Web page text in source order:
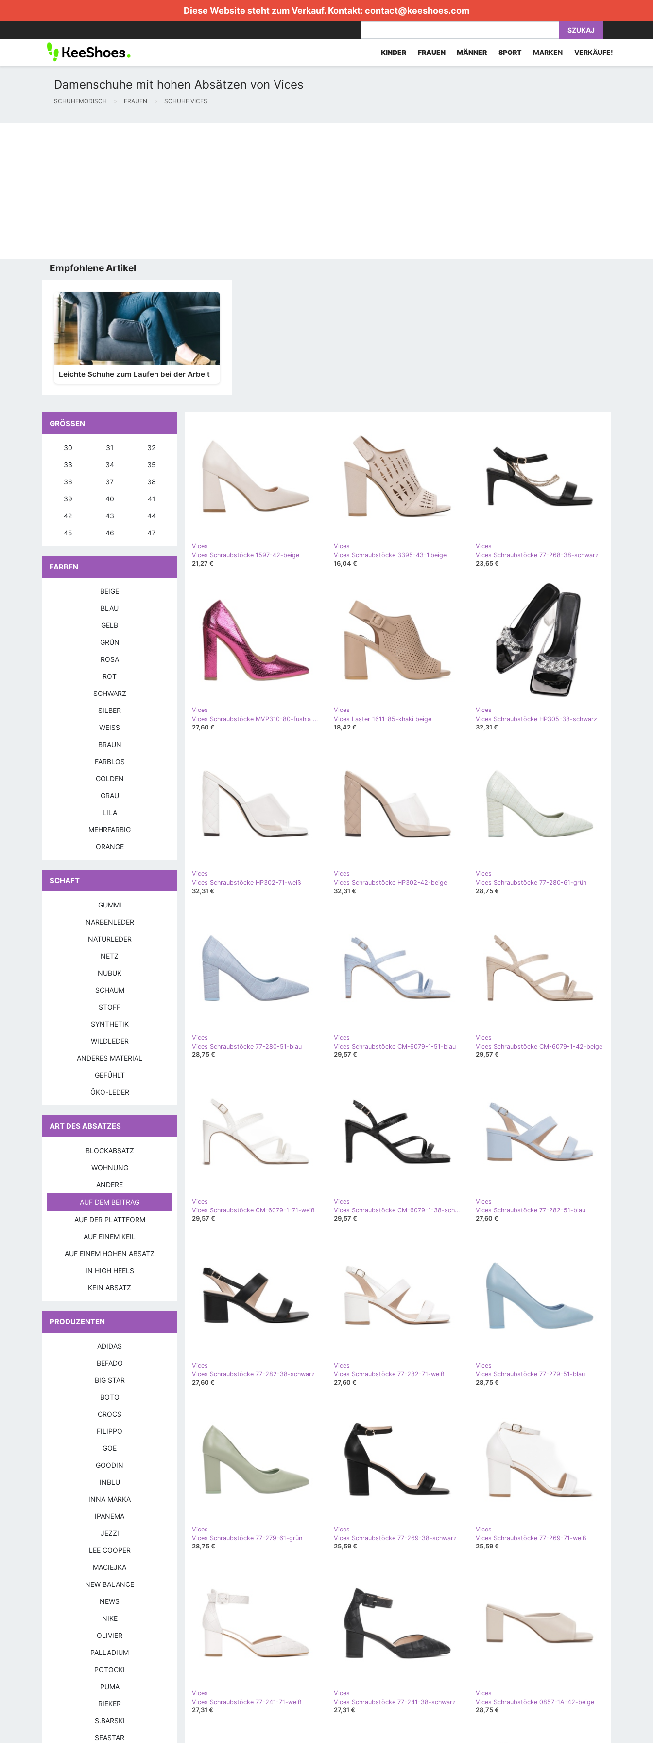
Diese Website steht zum Verkauf. Kontakt: contact@keeshoes.com
SZUKAJ
KINDER FRAUEN MÄNNER SPORT MARKEN VERKÄUFE!
Damenschuhe mit hohen Absätzen von Vices
SCHUHEMODISCH FRAUEN SCHUHE VICES
Empfohlene Artikel
Leichte Schuhe zum Laufen bei der Arbeit
Vices
Vices Schraubstöcke 1597-42-beige
21,27 €
Vices
Vices Schraubstöcke 3395-43-1.beige
16,04 €
Vices
Vices Schraubstöcke 77-268-38-schwarz
23,65 €
Vices
Vices Schraubstöcke MVP310-80-fushia fuchsie
27,60 €
Vices
Vices Laster 1611-85-khaki beige
18,42 €
Vices
Vices Schraubstöcke HP305-38-schwarz
32,31 €
Vices
Vices Schraubstöcke HP302-71-weiß
32,31 €
Vices
Vices Schraubstöcke HP302-42-beige
32,31 €
Vices
Vices Schraubstöcke 77-280-61-grün
28,75 €
Vices
Vices Schraubstöcke 77-280-51-blau
28,75 €
Vices
Vices Schraubstöcke CM-6079-1-51-blau
29,57 €
Vices
Vices Schraubstöcke CM-6079-1-42-beige
29,57 €
Vices
Vices Schraubstöcke CM-6079-1-71-weiß
29,57 €
Vices
Vices Schraubstöcke CM-6079-1-38-schwarz
29,57 €
Vices
Vices Schraubstöcke 77-282-51-blau
27,60 €
Vices
Vices Schraubstöcke 77-282-38-schwarz
27,60 €
Vices
Vices Schraubstöcke 77-282-71-weiß
27,60 €
Vices
Vices Schraubstöcke 77-279-51-blau
28,75 €
Vices
Vices Schraubstöcke 77-279-61-grün
28,75 €
Vices
Vices Schraubstöcke 77-269-38-schwarz
25,59 €
Vices
Vices Schraubstöcke 77-269-71-weiß
25,59 €
Vices
Vices Schraubstöcke 77-241-71-weiß
27,31 €
Vices
Vices Schraubstöcke 77-241-38-schwarz
27,31 €
Vices
Vices Schraubstöcke 0857-1A-42-beige
28,75 €
GRÖSSEN
30 31 32
33 34 35
36 37 38
39 40 41
42 43 44
45 46 47
FARBEN
BEIGE
BLAU
GELB
GRÜN
ROSA
ROT
SCHWARZ
SILBER
WEISS
BRAUN
FARBLOS
GOLDEN
GRAU
LILA
MEHRFARBIG
ORANGE
SCHAFT
GUMMI
NARBENLEDER
NATURLEDER
NETZ
NUBUK
SCHAUM
STOFF
SYNTHETIK
WILDLEDER
ANDERES MATERIAL
GEFÜHLT
ÖKO-LEDER
ART DES ABSATZES
BLOCKABSATZ
WOHNUNG
ANDERE
AUF DEM BEITRAG
AUF DER PLATTFORM
AUF EINEM KEIL
AUF EINEM HOHEN ABSATZ
IN HIGH HEELS
KEIN ABSATZ
PRODUZENTEN
ADIDAS
BEFADO
BIG STAR
BOTO
CROCS
FILIPPO
GOE
GOODIN
INBLU
INNA MARKA
IPANEMA
JEZZI
LEE COOPER
MACIEJKA
NEW BALANCE
NEWS
NIKE
OLIVIER
PALLADIUM
POTOCKI
PUMA
RIEKER
S.BARSKI
SEASTAR